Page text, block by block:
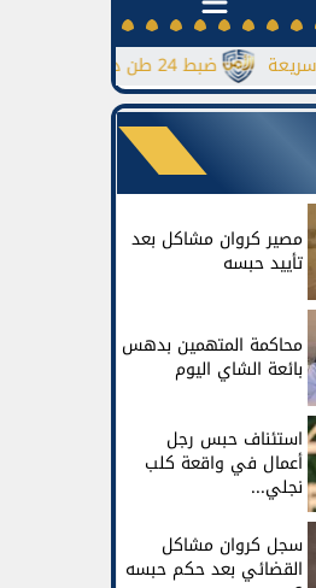
ضبط 24 طن دقيق مدعم قبل بيعها بالسوق السوداء
مصير كروان مشاكل بعد
تأييد حبسه
محاكمة المتهمين بدهس
بائعة الشاي اليوم
استئناف حبس رجل
أعمال في واقعة كلب
نجلي...
سجل كروان مشاكل
القضائي بعد حكم حبسه